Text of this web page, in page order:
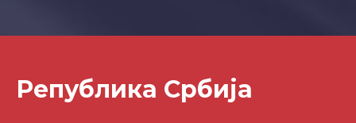
Република Србија